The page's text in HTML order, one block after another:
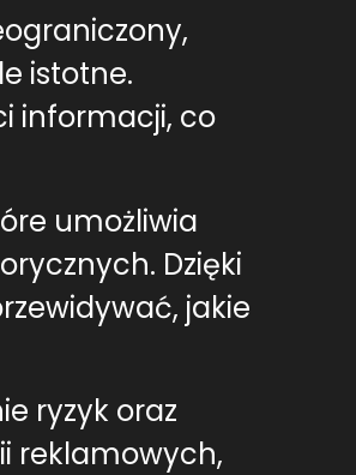
istotne.
informacji, co
umożliwia
Dzięki
jakie
ryzyk oraz
reklamowych,